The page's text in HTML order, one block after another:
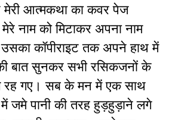
मेरी आत्मकथा का कवर पेज
नाम को मिटाकर अपना नाम
उसका कॉपीराइट तक अपने हाथ में
बात सुनकर सभी रसिकजनों के
गए। सब के मन में एक साथ
जमे पानी की तरह हुड़हुड़ाने लगे